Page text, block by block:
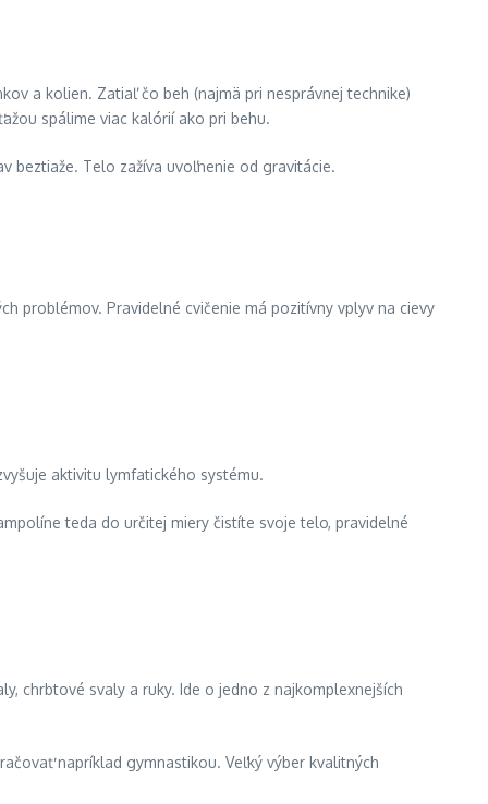
a kolien. Zatiaľ čo beh (najmä pri nesprávnej technike)
spálime viac kalórií ako pri behu.
beztiaže. Telo zažíva uvoľnenie od gravitácie.
problémov. Pravidelné cvičenie má pozitívny vplyv na cievy
aktivitu lymfatického systému.
teda do určitej miery čistíte svoje telo, pravidelné
chrbtové svaly a ruky. Ide o jedno z najkomplexnejších
napríklad gymnastikou. Veľký výber kvalitných